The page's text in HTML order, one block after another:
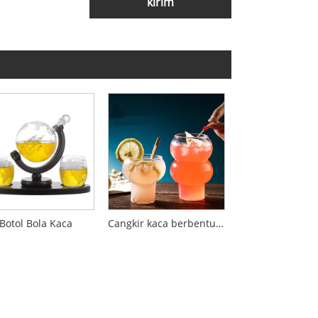
Botol Bola Kaca Cangkir kaca berbentuk labu baru